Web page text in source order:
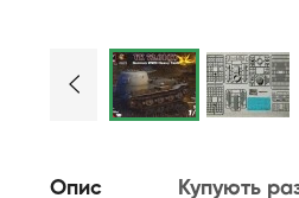
Опис Купують